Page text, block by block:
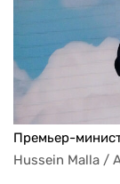
Премьер-
Hussein Malla /